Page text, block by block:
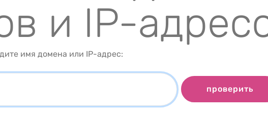
и IP-
имя домена или IP-адрес:
проверить